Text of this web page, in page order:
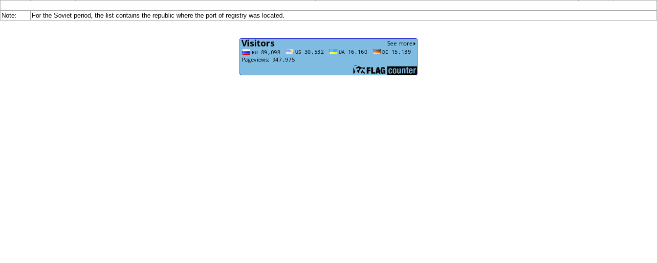
Note: For the Soviet period, the list contains the republic where the port of registry was located.